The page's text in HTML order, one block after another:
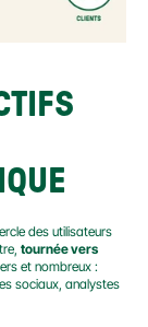
des utilisateurs
tournée vers
et nombreux :
sociaux, analystes